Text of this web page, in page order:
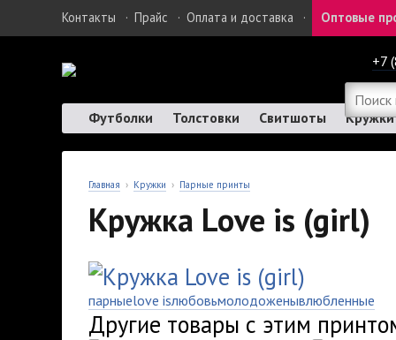
Контакты · Прайс · Оплата и доставка · Оптовые
+7
Футболки Толстовки Свитшоты Кружки
Главная › Кружки › Парные принты
Кружка Love is (girl)
парныеlove isлюбовьмолодоженывлюбленные
Другие товары с этим